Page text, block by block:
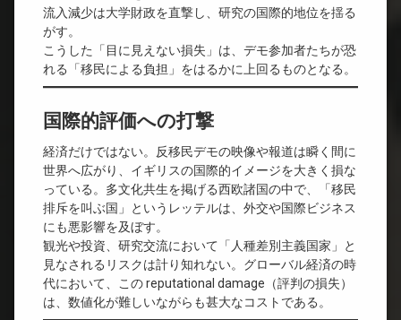
流入減少は大学財政を直撃し、研究の国際的地位を揺る
がす。
こうした「目に見えない損失」は、デモ参加者たちが恐
れる「移民による負担」をはるかに上回るものとなる。
国際的評価への打撃
経済だけではない。反移民デモの映像や報道は瞬く間に
世界へ広がり、イギリスの国際的イメージを大きく損な
っている。多文化共生を掲げる西欧諸国の中で、「移民
排斥を叫ぶ国」というレッテルは、外交や国際ビジネス
にも悪影響を及ぼす。
観光や投資、研究交流において「人種差別主義国家」と
見なされるリスクは計り知れない。グローバル経済の時
代において、この reputational damage（評判の損失）
は、数値化が難しいながらも甚大なコストである。